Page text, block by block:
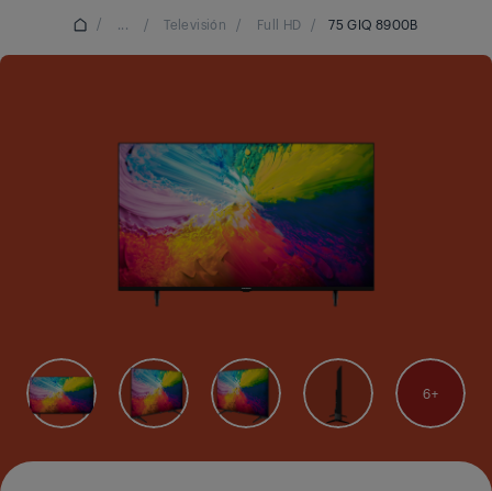
/ ... / Televisión / Full HD / 75 GIQ 8900B
6